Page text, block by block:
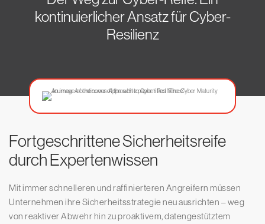
kontinuierlicher Ansatz für Cyber-
Resilienz
Fortgeschrittene Sicherheitsreife
durch Expertenwissen
Mit immer schnelleren und raffinierteren Angreifern müssen
Unternehmen ihre Sicherheitsstrategie neu ausrichten – weg
von reaktiver Abwehr hin zu proaktivem, datengestütztem